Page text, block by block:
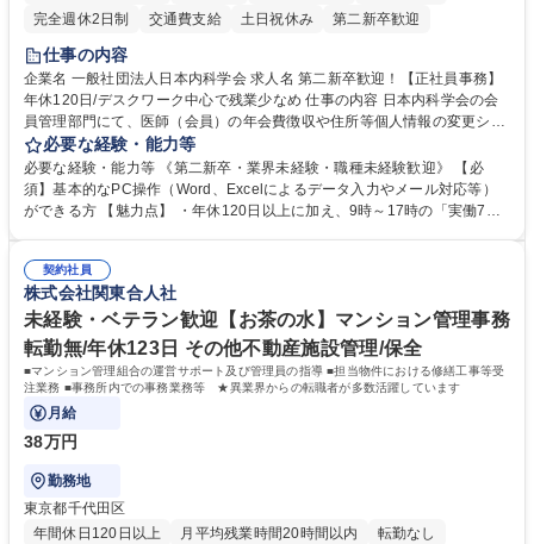
完全週休2日制
交通費支給 土日祝休み 第二新卒歓迎
仕事の内容
企業名 一般社団法人日本内科学会 求人名 第二新卒歓迎！【正社員事務】
年休120日/デスクワーク中心で残業少なめ 仕事の内容 日本内科学会の会
員管理部門にて、医師（会員）の年会費徴収や住所等個人情報の変更シス
テム入力、電話・FAX対応をお任せします。将来的には、各種委員会の運
営事務局業務などにも幅広く携わっていただきます。 【会員管理・データ
入力業務】 ・医師（会員）の住所変更、個人情報のシステム登録・更新
・年会費の徴収管理や入金データの照合確認 【問い合わせ対応】 ・会員
年休120日/デスクワーク中心で残業少なめ
必要な経験・能力等
必要な経験・能力等 《第二新卒・業界未経験・職種未経験歓迎》 【必
須】基本的なPC操作（Word、Excelによるデータ入力やメール対応等）
ができる方 【魅力点】 ・年休120日以上に加え、9時～17時の「実働7時
整、資料作成、当日の運営サポート 学歴・資格 学歴：大学院 大学 語学
力： 資格：
契約社員
株式会社関東合人社
未経験・ベテラン歓迎【お茶の水】マンション管理事務
転勤無/年休123日 その他不動産施設管理/保全
■マンション管理組合の運営サポート及び管理員の指導 ■担当物件における修繕工事等受
注業務 ■事務所内での事務業務等 ★異業界からの転職者が多数活躍しています
月給
38万円
勤務地
東京都千代田区
年間休日120日以上
月平均残業時間20時間以内
転勤なし